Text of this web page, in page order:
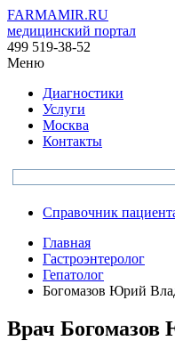
FARMAMIR.RU
медицинский портал
499 519-38-52
Меню
Диагностики
Услуги
Москва
Контакты
Справочник
Главная
Гастроэнтеролог
Гепатолог
Богомазов Юрий
Врач Богомазов